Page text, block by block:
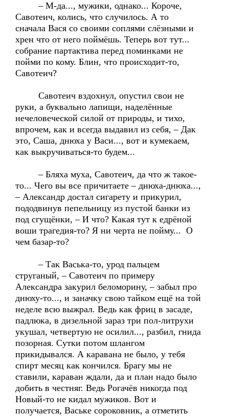
– М-да..., мужики, однако... Короче,
Савотеич, колись, что случилось. А то
сначала Вася со своими соплями слёзными и
хрен что от него поймёшь. Теперь вот тут...
собрание партактива перед поминками не
пойми по кому. Блин, что происходит-то,
Савотеич?
Савотеич вздохнул, опустил свои не
руки, а буквально лапищи, наделённые
нечеловеческой силой от природы, и тихо,
впрочем, как и всегда выдавил из себя, – Дак
это, Саша, днюха у Васи..., вот и кумекаем,
как выкручиваться-то будем...
– Бляха муха, Савотеич, да что ж такое-
то... Чего вы все причитаете – днюха-днюха...,
– Александр достал сигарету и прикурил,
пододвинув пепельницу из пустой банки из
под сгущёнки, – И что? Какая тут к едрёной
воши трагедия-то? Я ни черта не пойму... О
чем базар-то?
– Так Васька-то, урод пальцем
струганый, – Савотеич по примеру
Александра закурил беломорину, – забыл про
днюху-то..., и заначку свою тайком ещё на той
неделе всю выжрал. Ведь как фриц в засаде,
падлюка, в дизельной зараз три пол-литрухи
укушал, четвертую не осилил..., разбил, гнида
позорная. Сутки потом шлангом
прикидывался. А каравана не было, у тебя
спирт месяц как кончился. Брагу мы не
ставили, караван ждали, да и план надо было
добить в честняг. Ведь Рогачёв никогда под
Новый-то не кидал мужиков. Вот и
получается, Ваське сороковник, а отметить